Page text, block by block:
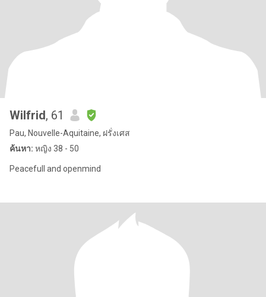
Wilfrid, 61
Pau, Nouvelle-Aquitaine, ฝรั่งเศส
ค้นหา: หญิง 38 - 50
Peacefull and openmind